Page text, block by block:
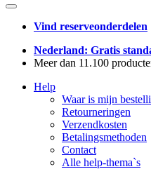
Vind reserveonderdelen
Nederland: Gratis
Meer dan 11.100
Help
Waar is mijn
Retourneringen
Verzendkosten
Betalingsmethoden
Contact
Alle help-thema`s